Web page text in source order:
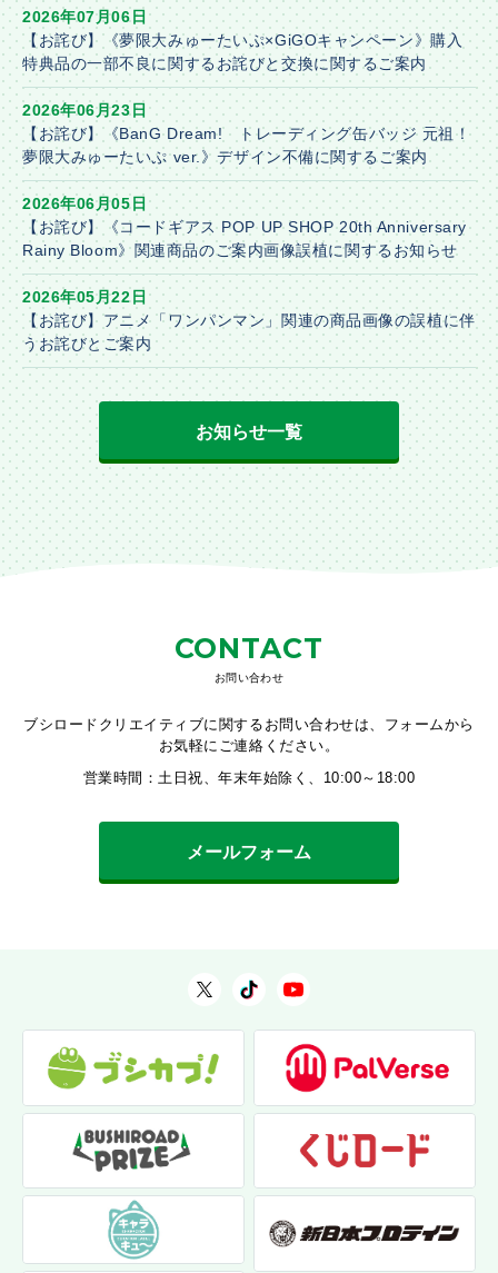
2026年07月06日
【お詫び】《夢限大みゅーたいぷ×GiGOキャンペーン》購入
特典品の一部不良に関するお詫びと交換に関するご案内
2026年06月23日
【お詫び】《BanG Dream! トレーディング缶バッジ 元祖！
夢限大みゅーたいぷ ver.》デザイン不備に関するご案内
2026年06月05日
【お詫び】《コードギアス POP UP SHOP 20th Anniversary
Rainy Bloom》関連商品のご案内画像誤植に関するお知らせ
2026年05月22日
【お詫び】アニメ「ワンパンマン」関連の商品画像の誤植に伴
うお詫びとご案内
お知らせ一覧
CONTACT
お問い合わせ
ブシロードクリエイティブに関するお問い合わせは、フォームから
お気軽にご連絡ください。
営業時間：土日祝、年末年始除く、10:00～18:00
メールフォーム